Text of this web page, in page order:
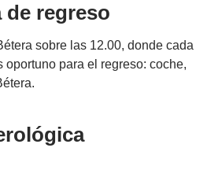
de regreso
sobre las 12.00, donde cada
oportuno para el regreso: coche,